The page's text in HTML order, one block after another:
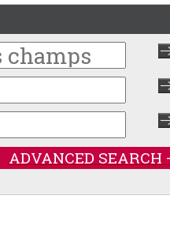
ADVANCED SEARCH